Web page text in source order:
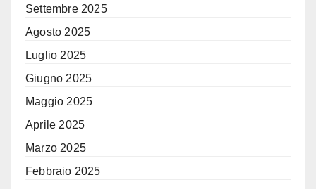
Settembre 2025
Agosto 2025
Luglio 2025
Giugno 2025
Maggio 2025
Aprile 2025
Marzo 2025
Febbraio 2025